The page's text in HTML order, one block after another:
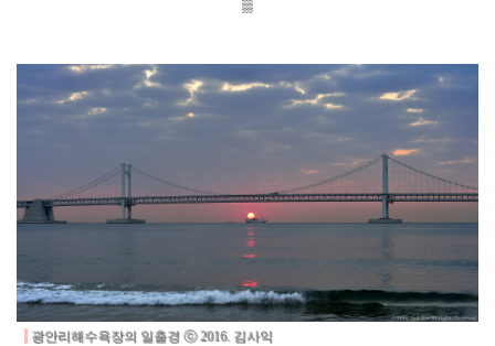
▒
광안리해수욕장의 일출경 ⓒ 2016. 김사익